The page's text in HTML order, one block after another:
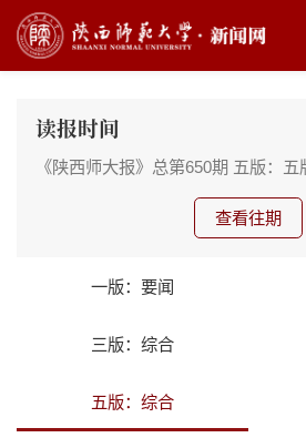
读报时间
《陕西师大报》总第650期 五版：五
查看往期
一版：要闻
三版：综合
五版：综合